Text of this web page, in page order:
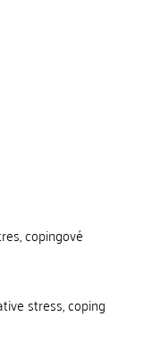
copingové
stress, coping